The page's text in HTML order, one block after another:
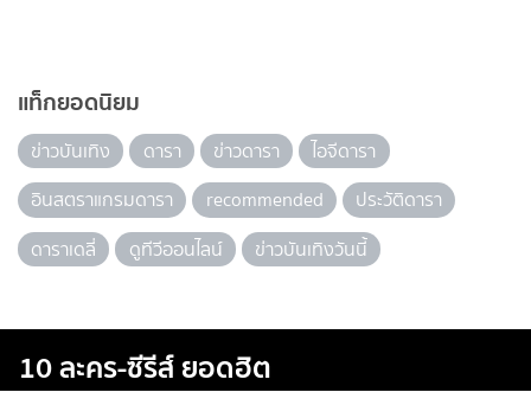
แท็กยอดนิยม
ข่าวบันเทิง ดารา ข่าวดารา
ไอจีดารา
อินสตราแกรมดารา
recommended
ประวัติดารา
ดาราเดลี่
ดูทีวีออนไลน์ ข่าวบันเทิงวันนี้
10 ละคร-ซีรีส์ ยอดฮิต